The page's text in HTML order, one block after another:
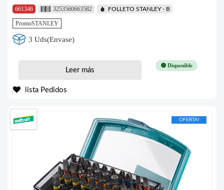
661346
3253560663582 FOLLETO STANLEY - B
PromoSTANLEY
3 Uds(Envase)
🟢 Disponible
Leer más
lista Pedidos
OFERTA!